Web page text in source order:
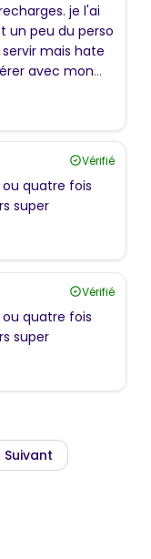
je l'ai
un peu du perso
mais hate
avec mon
Vérifié
quatre fois
super
Vérifié
quatre fois
super
Suivant